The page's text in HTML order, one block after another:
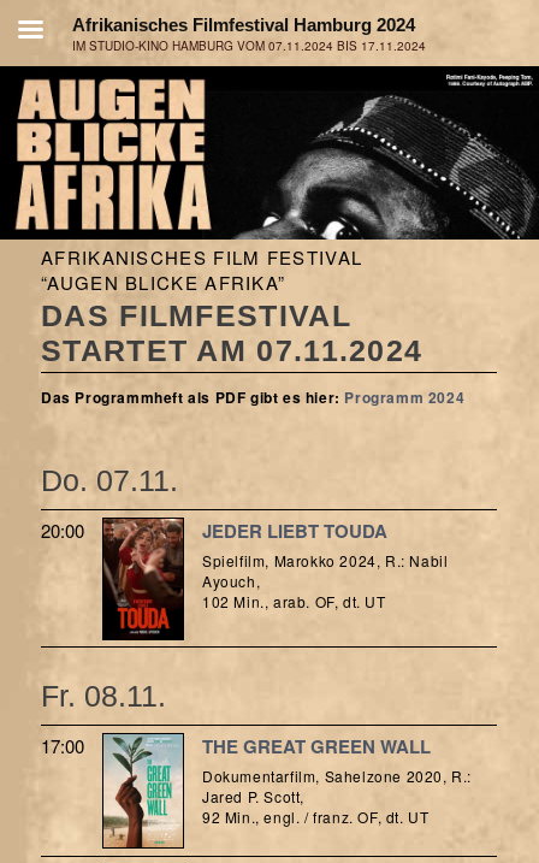
AFRIKANISCHES FILM FESTIVAL
“AUGEN BLICKE AFRIKA”
DAS FILMFESTIVAL
STARTET AM 07.11.2024
Das Programmheft als PDF gibt es hier: Programm 2024
Do. 07.11.
20:00 JEDER LIEBT TOUDA
Spielfilm, Marokko 2024, R.: Nabil
Ayouch,
102 Min., arab. OF, dt. UT
Fr. 08.11.
17:00 THE GREAT GREEN WALL
Dokumentarfilm, Sahelzone 2020, R.:
Jared P. Scott,
92 Min., engl. / franz. OF, dt. UT